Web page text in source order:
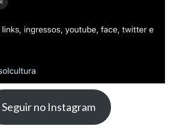
Seguir no Instagram